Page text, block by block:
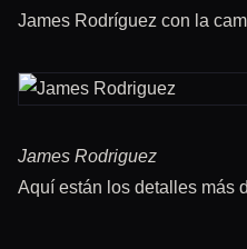
James Rodríguez con la
James Rodriguez
Aquí están los detalles más